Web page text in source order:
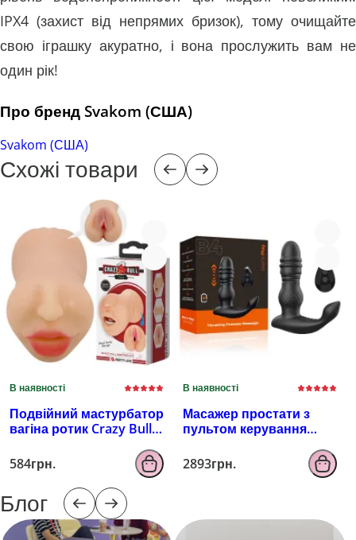
IPX4 (захист від непрямих бризок), тому очищайте
свою іграшку акуратно, і вона прослужить вам не
один рік!
Про бренд Svakom (США)
Svakom (США)
Схожі товари
В наявності
Подвійний мастурбатор
вагіна ротик Crazy Bull
584грн.
В наявності
Масажер простати з
пультом керування
B4
2893грн.
Блог